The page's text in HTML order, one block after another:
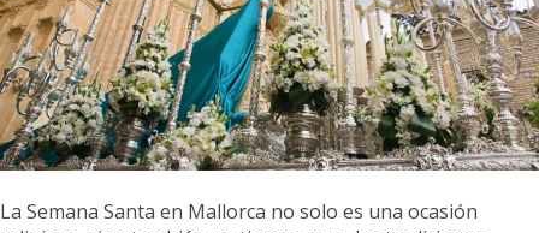
La Semana Santa en Mallorca no solo es una ocasión